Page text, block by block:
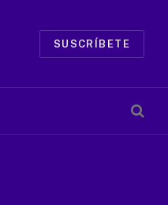
SUSCRÍBETE